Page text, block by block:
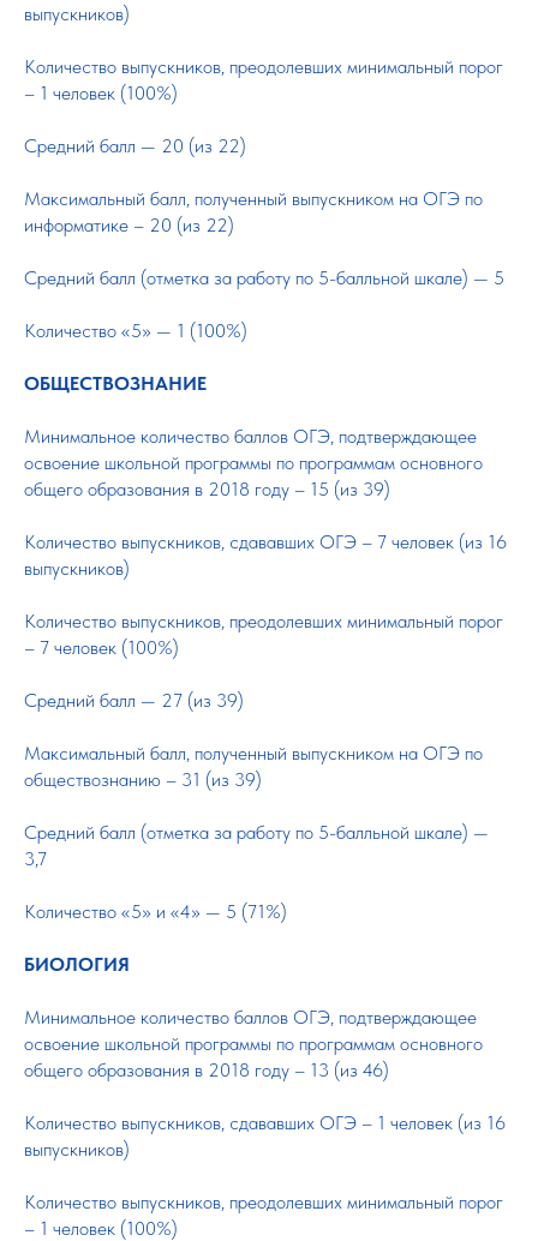
выпускников)
Количество выпускников, преодолевших минимальный порог
– 1 человек (100%)
Средний балл — 20 (из 22)
Максимальный балл, полученный выпускником на ОГЭ по
информатике – 20 (из 22)
Средний балл (отметка за работу по 5-балльной шкале) — 5
Количество «5» — 1 (100%)
ОБЩЕСТВОЗНАНИЕ
Минимальное количество баллов ОГЭ, подтверждающее
освоение школьной программы по программам основного
общего образования в 2018 году – 15 (из 39)
Количество выпускников, сдававших ОГЭ – 7 человек (из 16
выпускников)
Количество выпускников, преодолевших минимальный порог
– 7 человек (100%)
Средний балл — 27 (из 39)
Максимальный балл, полученный выпускником на ОГЭ по
обществознанию – 31 (из 39)
Средний балл (отметка за работу по 5-балльной шкале) —
3,7
Количество «5» и «4» — 5 (71%)
БИОЛОГИЯ
Минимальное количество баллов ОГЭ, подтверждающее
освоение школьной программы по программам основного
общего образования в 2018 году – 13 (из 46)
Количество выпускников, сдававших ОГЭ – 1 человек (из 16
выпускников)
Количество выпускников, преодолевших минимальный порог
– 1 человек (100%)